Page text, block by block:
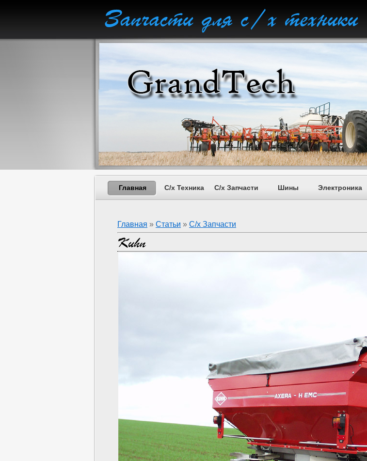
Главная С/x Техника С/х Запчасти Шины Электроника
Главная » Статьи » С/х Запчасти